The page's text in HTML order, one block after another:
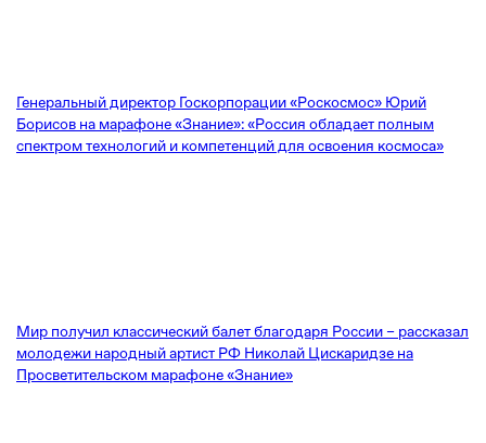
Генеральный директор Госкорпорации «Роскосмос» Юрий
Борисов на марафоне «Знание»: «Россия обладает полным
спектром технологий и компетенций для освоения космоса»
Мир получил классический балет благодаря России – рассказал
молодежи народный артист РФ Николай Цискаридзе на
Просветительском марафоне «Знание»